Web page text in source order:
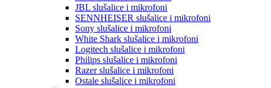
JBL slušalice i mikrofoni
SENNHEISER slušalice i mikrofoni
Sony slušalice i mikrofoni
White Shark slušalice i mikrofoni
Logitech slušalice i mikrofoni
Philips slušalice i mikrofoni
Razer slušalice i mikrofoni
Ostale slušalice i mikrofoni